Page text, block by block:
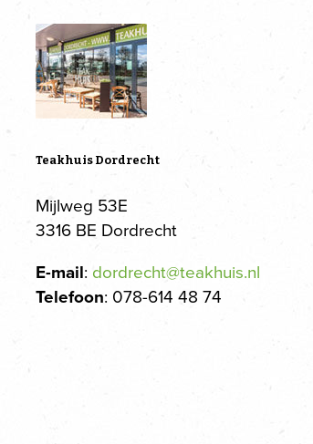
Teakhuis Dordrecht
Mijlweg 53E
3316 BE Dordrecht
E-mail: dordrecht@teakhuis.nl
Telefoon: 078-614 48 74